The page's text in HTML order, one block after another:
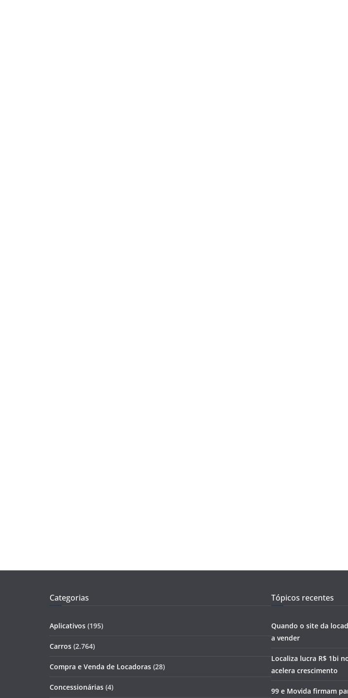
Categorias
Aplicativos (195)
Carros (2.764)
Compra e Venda de Locadoras (28)
Concessionárias (4)
Tópicos recentes
Quando o site da
a vender
Localiza lucra R$ 1bi
acelera crescimento
99 e Movida firmam